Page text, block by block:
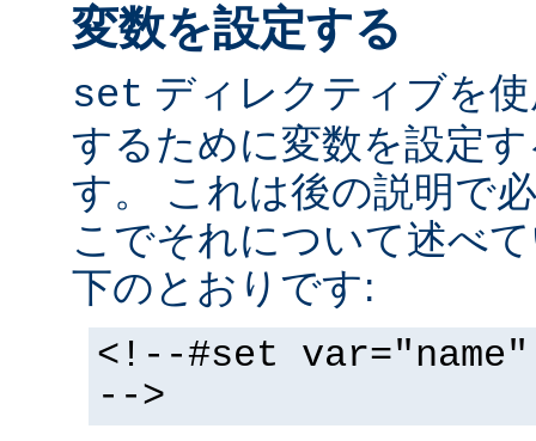
変数を設定する
set ディレクティブを
するために変数を設定
す。 これは後の説明で
こでそれについて述べ
下のとおりです:
<!--#set
-->